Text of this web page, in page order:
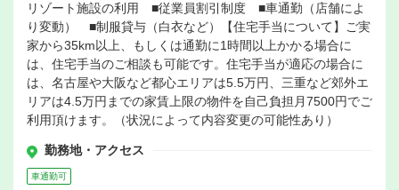
リゾート施設の利用 ■従業員割引制度 ■車通勤（店舗によ
り変動） ■制服貸与（白衣など）【住宅手当について】ご実
家から35km以上、もしくは通勤に1時間以上かかる場合に
は、住宅手当のご相談も可能です。住宅手当が適応の場合に
は、名古屋や大阪など都心エリアは5.5万円、三重など郊外エ
リアは4.5万円までの家賃上限の物件を自己負担月7500円でご
利用頂けます。（状況によって内容変更の可能性あり）
勤務地・アクセス
車通勤可